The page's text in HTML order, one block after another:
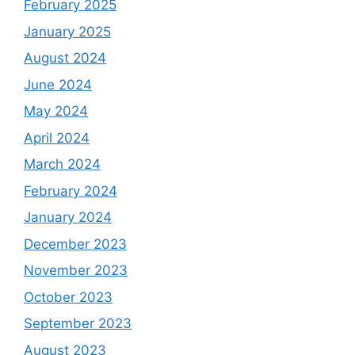
February 2025
January 2025
August 2024
June 2024
May 2024
April 2024
March 2024
February 2024
January 2024
December 2023
November 2023
October 2023
September 2023
August 2023